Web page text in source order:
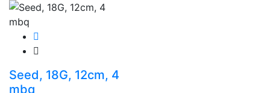
Seed, 18G, 12cm, 4
mbq